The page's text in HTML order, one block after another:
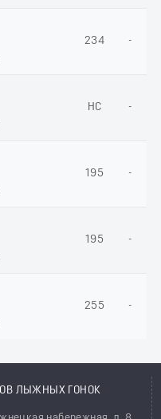
234 -
НС -
195 -
195 -
255 -
ЛЫЖНЫХ ГОНОК